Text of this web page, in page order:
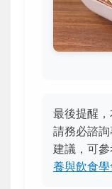
最後提醒
請務必諮
建議，可
養與飲食學